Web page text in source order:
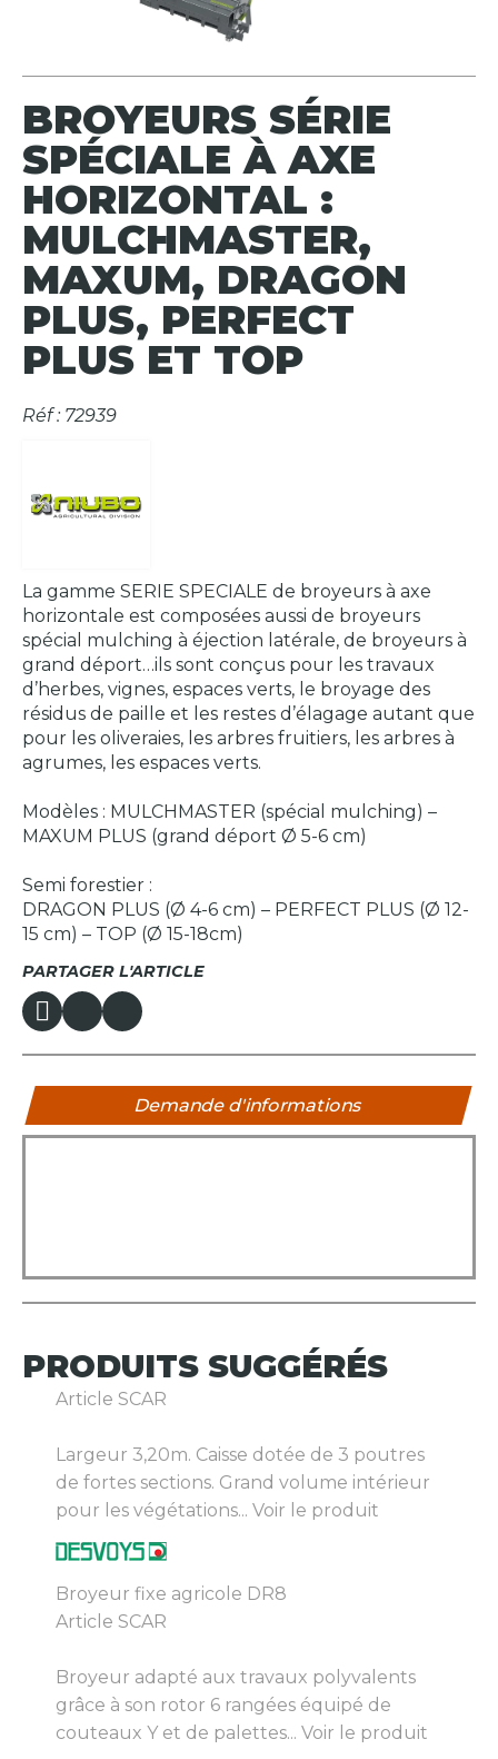
BROYEURS SÉRIE
SPÉCIALE À AXE
HORIZONTAL :
MULCHMASTER,
MAXUM, DRAGON
PLUS, PERFECT
PLUS ET TOP
Réf : 72939
PARTAGER L'ARTICLE
La gamme SERIE SPECIALE de broyeurs à axe
horizontale est composées aussi de broyeurs
spécial mulching à éjection latérale, de broyeurs à
grand déport…ils sont conçus pour les travaux
d’herbes, vignes, espaces verts, le broyage des
résidus de paille et les restes d’élagage autant que
pour les oliveraies, les arbres fruitiers, les arbres à
agrumes, les espaces verts.
Modèles : MULCHMASTER (spécial mulching) –
MAXUM PLUS (grand déport Ø 5-6 cm)
Semi forestier :
DRAGON PLUS (Ø 4-6 cm) – PERFECT PLUS (Ø 12-
15 cm) – TOP (Ø 15-18cm)
Demande d'informations
PRODUITS SUGGÉRÉS
Article SCAR
Largeur 3,20m. Caisse dotée de 3 poutres
de fortes sections. Grand volume intérieur
pour les végétations... Voir le produit
Broyeur fixe agricole DR8
Article SCAR
Broyeur adapté aux travaux polyvalents
grâce à son rotor 6 rangées équipé de
couteaux Y et de palettes... Voir le produit